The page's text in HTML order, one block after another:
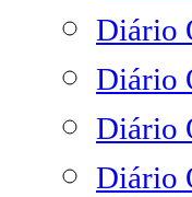
Diário
Diário
Diário
Diário